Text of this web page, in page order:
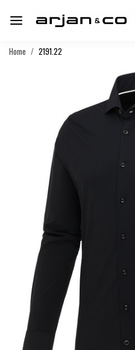
Home 2191.22
Vorige